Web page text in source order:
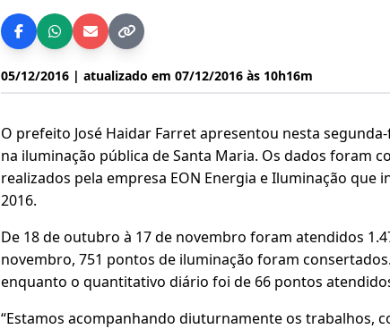
05/12/2016 | atualizado em 07/12/2016 às 10h16m
O prefeito José Haidar Farret apresentou nesta
na iluminação pública de Santa Maria. Os dados foram
realizados pela empresa EON Energia e Iluminação
2016.
De 18 de outubro à 17 de novembro foram atendidos
novembro, 751 pontos de iluminação foram
enquanto o quantitativo diário foi de 66 pontos
“Estamos acompanhando diuturnamente os trabalhos,